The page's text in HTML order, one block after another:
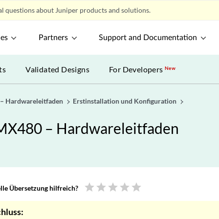
questions about Juniper products and solutions.
Partners Support and Documentation
Validated Designs For DevelopersNew
Hardwareleitfaden Erstinstallation und Konfiguration
– Hardwareleitfaden
Übersetzung hilfreich? star star star star star